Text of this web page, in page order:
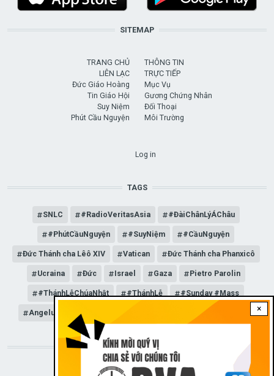
×
SITEMAP
TRANG CHỦ
LIÊN LẠC
Đức Giáo Hoàng
Tin Giáo Hội
Suy Niệm
Phút Cầu Nguyện
THÔNG TIN
TRỰC TIẾP
Mục Vụ
Gương Chứng Nhân
Đối Thoại
Môi Trường
Log in
TAGS
SNLC #RadioVeritasAsia #ĐàiChânLýÁChâu
#PhútCầuNguyện #SuyNiệm #CầuNguyện
Đức Thánh cha Lêô XIV Vatican Đức Thánh cha Phanxicô
Ucraina Đức Israel Gaza Pietro Parolin
#ThánhLễChúaNhật #ThánhLễ #Sunday #Mass
Angelus Đức Giáo hoàng Lêô XIV General Audience
STAY CONNECTED WITH US!